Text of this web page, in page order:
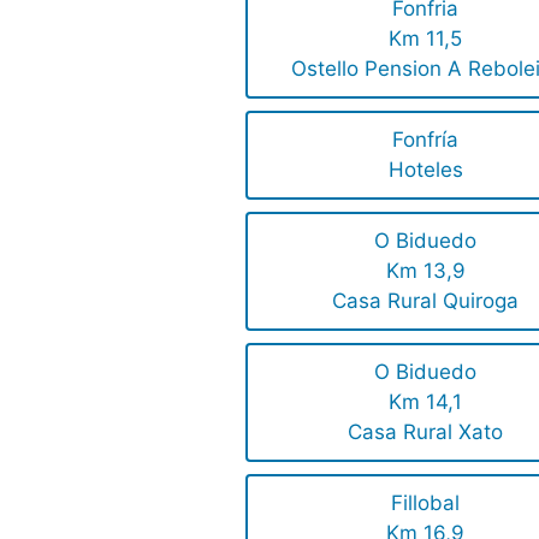
Fonfria
Km 11,5
Ostello Pension A
Fonfría
Hoteles
O Biduedo
Km 13,9
Casa Rural Quiroga
O Biduedo
Km 14,1
Casa Rural Xato
Fillobal
Km 16,9